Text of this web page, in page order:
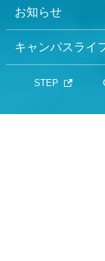
お知らせ
キャンパスライ
STEP